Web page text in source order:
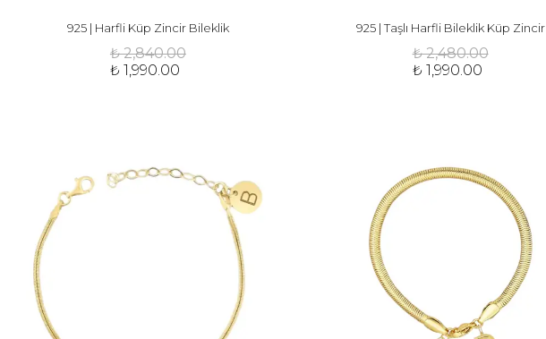
925 | Harfli Küp Zincir Bileklik
₺ 2,840.00
₺ 1,990.00
925 | Taşlı Harfli Bileklik Küp Zincir
₺ 2,480.00
₺ 1,990.00